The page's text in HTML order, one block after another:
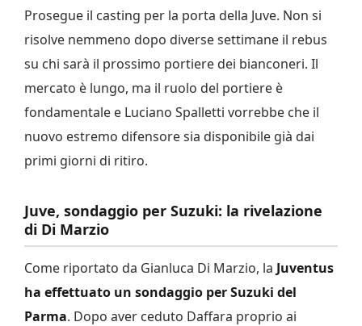
Prosegue il casting per la porta della Juve. Non si
risolve nemmeno dopo diverse settimane il rebus
su chi sarà il prossimo portiere dei bianconeri. Il
mercato è lungo, ma il ruolo del portiere è
fondamentale e Luciano Spalletti vorrebbe che il
nuovo estremo difensore sia disponibile già dai
primi giorni di ritiro.
Juve, sondaggio per Suzuki: la rivelazione
di Di Marzio
Come riportato da Gianluca Di Marzio, la Juventus
ha effettuato un sondaggio per Suzuki del
Parma. Dopo aver ceduto Daffara proprio ai